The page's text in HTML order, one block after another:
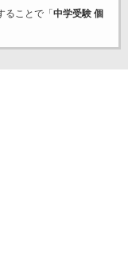
ることで「 中学受験 個